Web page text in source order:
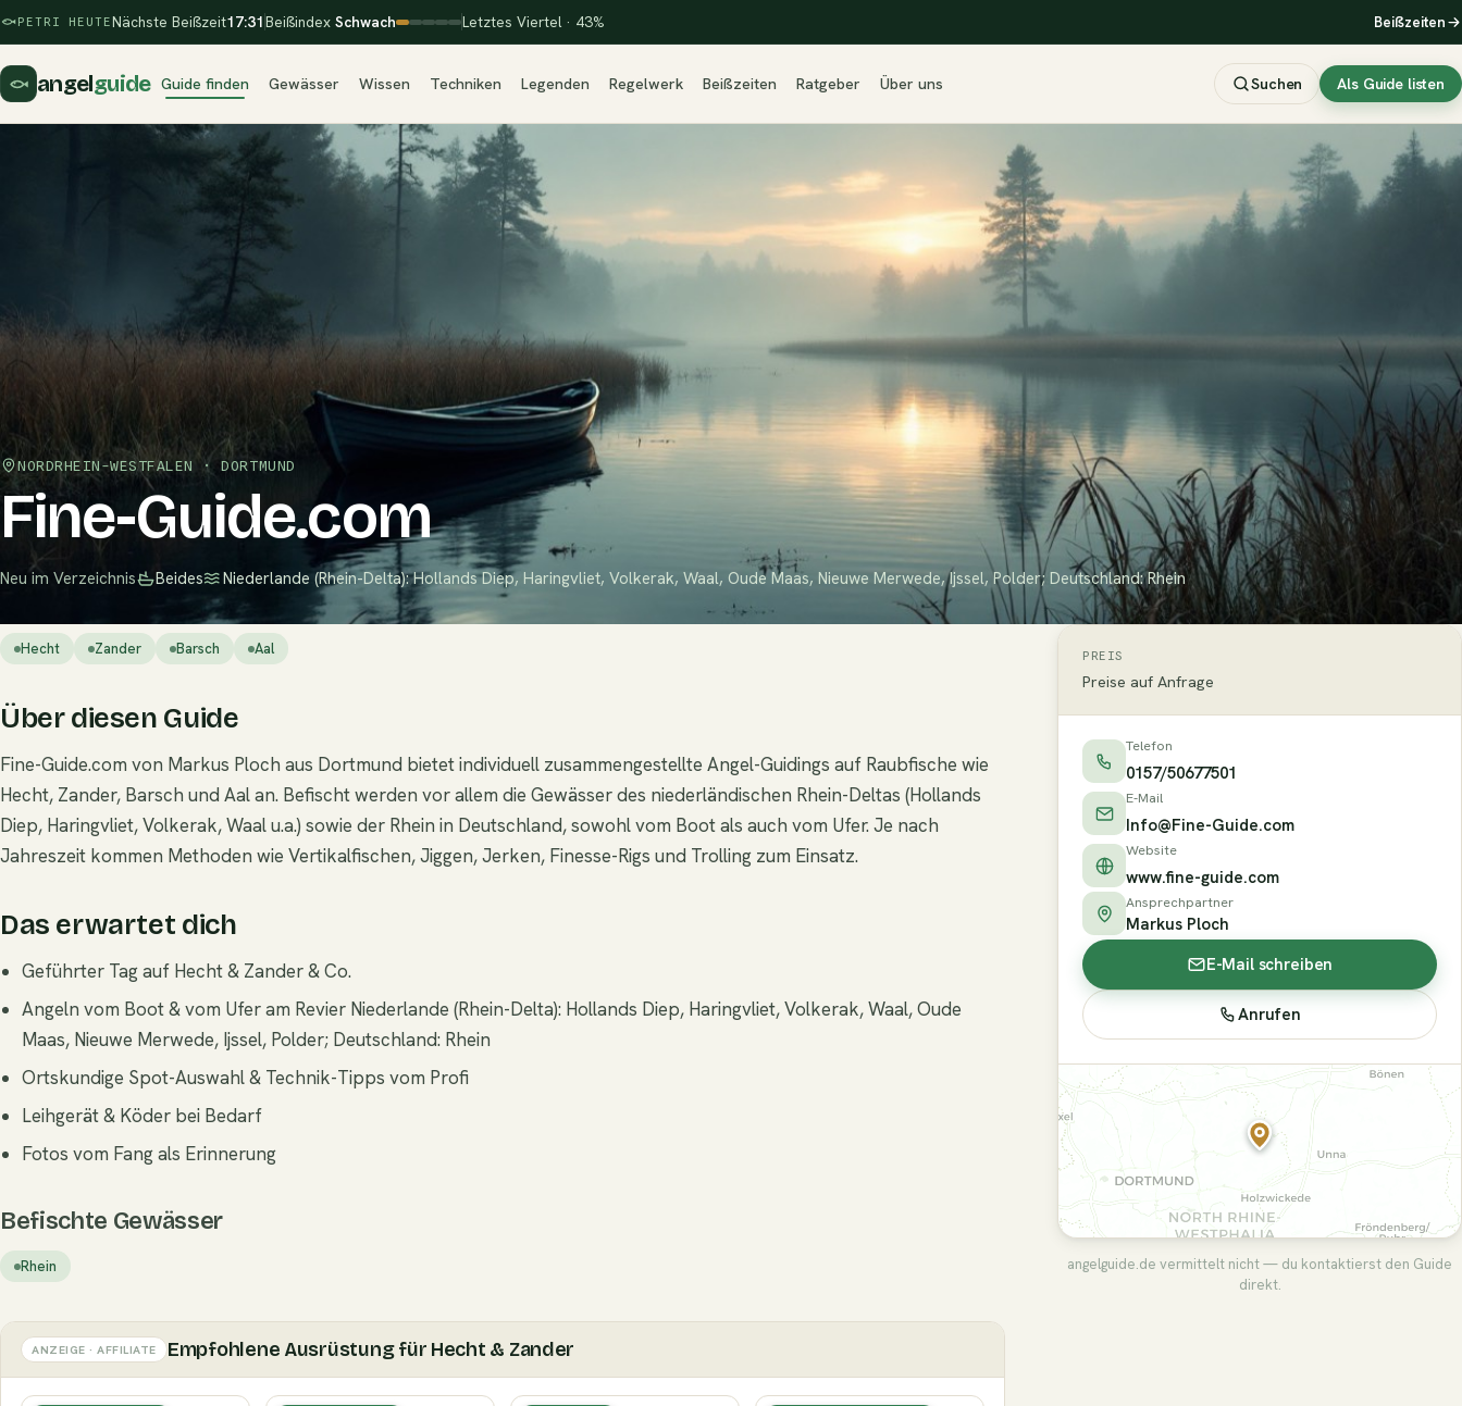
PETRI HEUTENächste Beißzeit17:31Beißindex Schwach Letztes Viertel · 43% Beißzeiten
angelguide Guide finden Gewässer Wissen Techniken Legenden Regelwerk Beißzeiten Ratgeber Über uns Suchen Als Guide listen
NORDRHEIN-WESTFALEN · DORTMUND
Fine-Guide.com
Neu im Verzeichnis Beides Niederlande (Rhein-Delta): Hollands Diep, Haringvliet, Volkerak, Waal, Oude Maas, Nieuwe Merwede, Ijssel, Polder; Deutschland: Rhein
Hecht Zander Barsch Aal
Über diesen Guide
Fine-Guide.com von Markus Ploch aus Dortmund bietet individuell zusammengestellte Angel-Guidings auf Raubfische wie
Hecht, Zander, Barsch und Aal an. Befischt werden vor allem die Gewässer des niederländischen Rhein-Deltas (Hollands
Diep, Haringvliet, Volkerak, Waal u.a.) sowie der Rhein in Deutschland, sowohl vom Boot als auch vom Ufer. Je nach
Jahreszeit kommen Methoden wie Vertikalfischen, Jiggen, Jerken, Finesse-Rigs und Trolling zum Einsatz.
Das erwartet dich
Geführter Tag auf Hecht & Zander & Co.
Angeln vom Boot & vom Ufer am Revier Niederlande (Rhein-Delta): Hollands Diep, Haringvliet, Volkerak, Waal, Oude
Maas, Nieuwe Merwede, Ijssel, Polder; Deutschland: Rhein
Ortskundige Spot-Auswahl & Technik-Tipps vom Profi
Leihgerät & Köder bei Bedarf
Fotos vom Fang als Erinnerung
Befischte Gewässer
Rhein
ANZEIGE · AFFILIATE Empfohlene Ausrüstung für Hecht & Zander
PREIS
Preise auf Anfrage
Telefon
0157/50677501
E-Mail
Info@Fine-Guide.com
Website
www.fine-guide.com
Ansprechpartner
Markus Ploch
E-Mail schreiben
Anrufen
angelguide.de vermittelt nicht — du kontaktierst den Guide
direkt.